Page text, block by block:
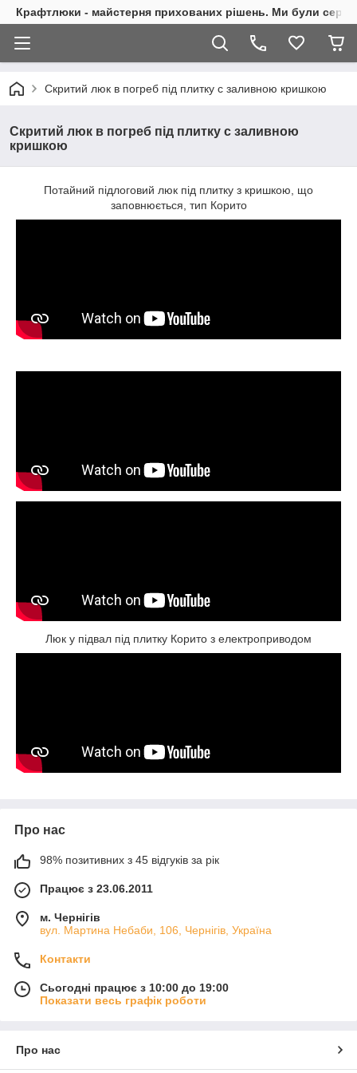
Крафтлюки - майстерня прихованих рішень. Ми були
Скритий люк в погреб під плитку с заливною кришкою
Скритий люк в погреб під плитку с заливною
кришкою
Потайний підлоговий люк під плитку з кришкою, що
заповнюється, тип Корито
Люк у підвал під плитку Корито з електроприводом
Про нас
98% позитивних з 45 відгуків за рік
Працює з 23.06.2011
м. Чернігів
вул. Мартина Небаби, 106, Чернігів, Україна
Контакти
Сьогодні працює з 10:00 до 19:00
Показати весь графік роботи
Про нас